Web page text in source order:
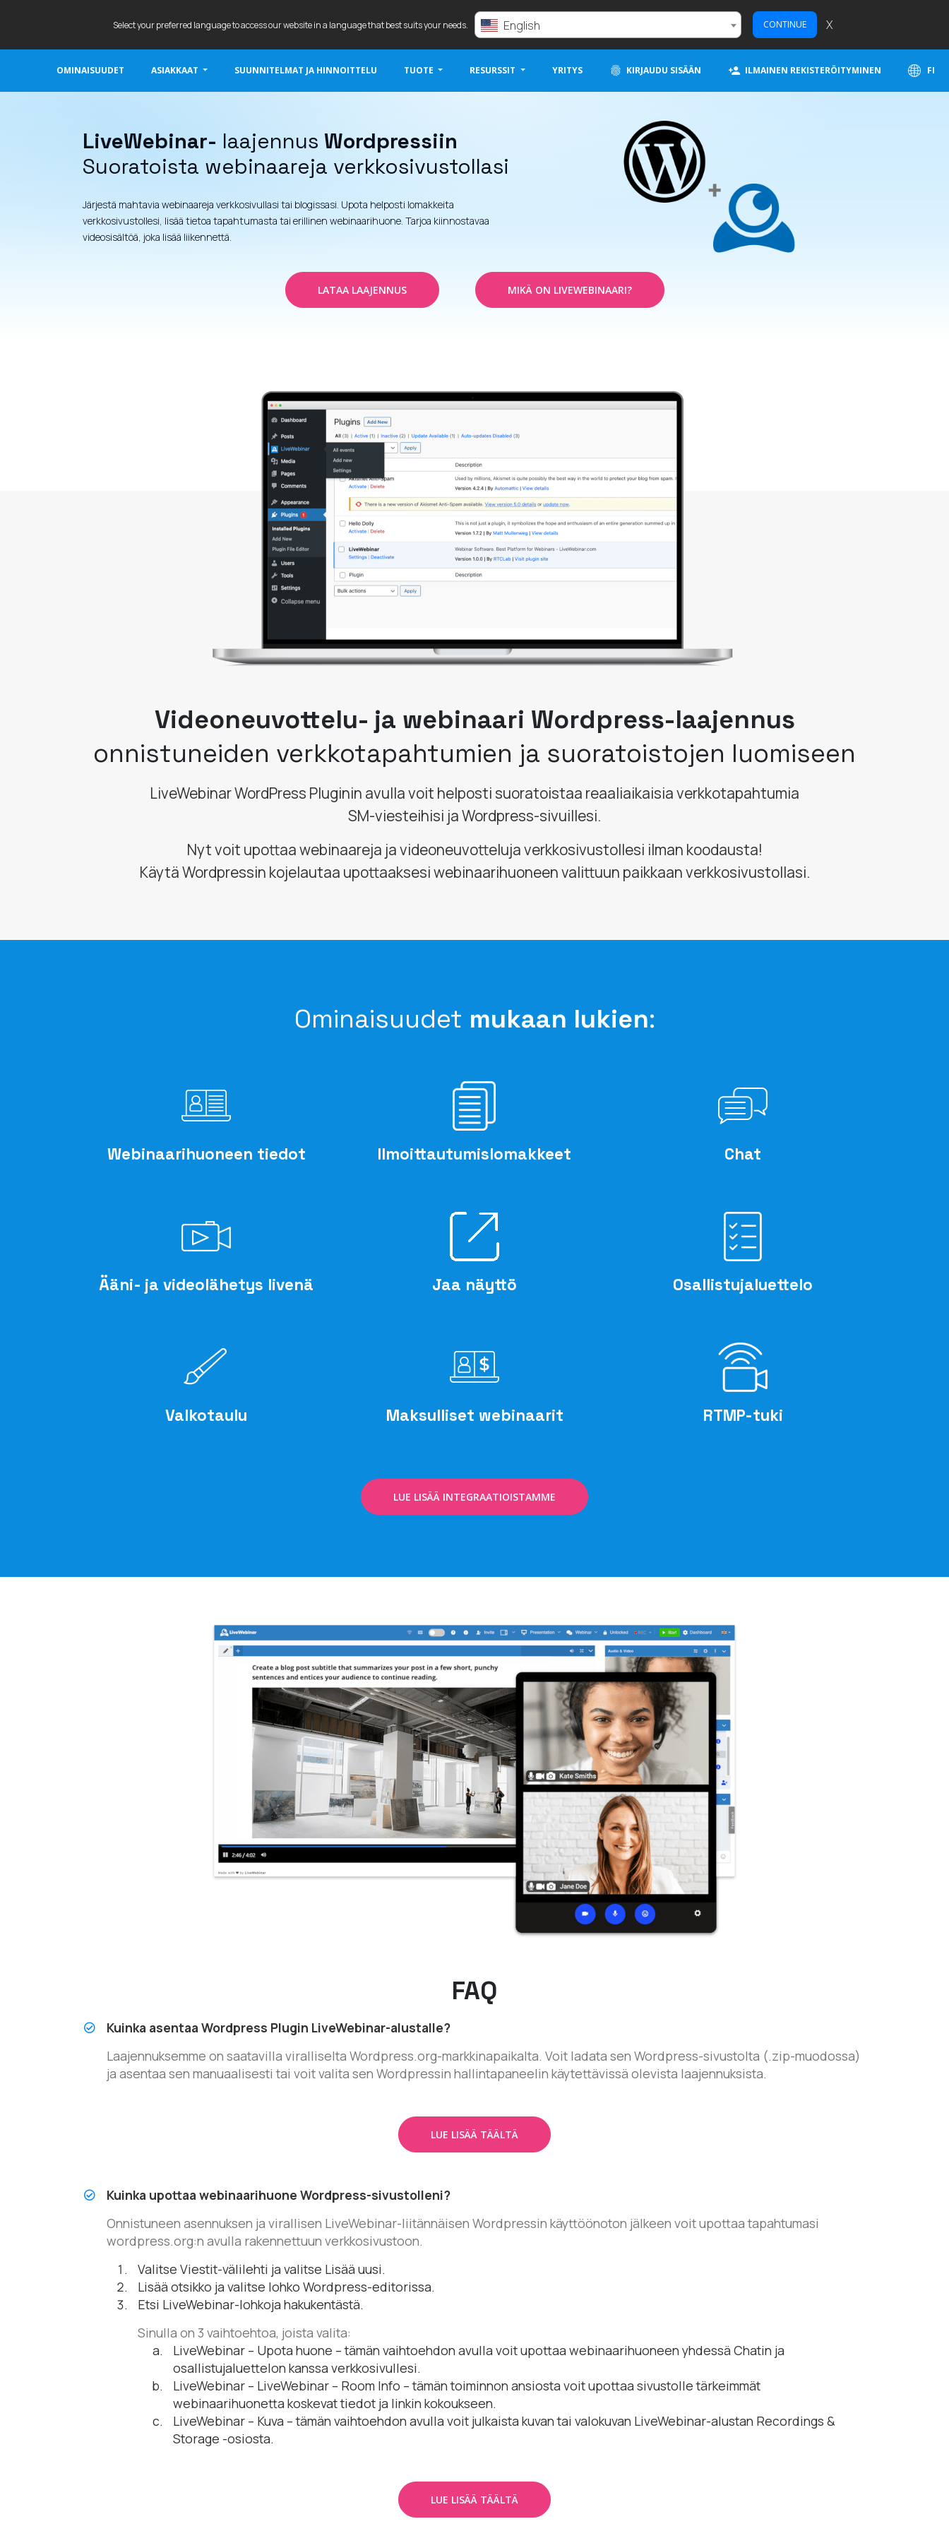
Select your preferred language to access our website in a language that best suits your needs. English CONTINUE X
OMINAISUUDET ASIAKKAAT SUUNNITELMAT JA HINNOITTELU TUOTE RESURSSIT YRITYS KIRJAUDU SISÄÄN ILMAINEN REKISTERÖITYMINEN FI
LiveWebinar- laajennus Wordpressiin
Suoratoista webinaareja verkkosivustollasi
Järjestä mahtavia webinaareja verkkosivullasi tai blogissasi. Upota helposti lomakkeita
verkkosivustollesi, lisää tietoa tapahtumasta tai erillinen webinaarihuone. Tarjoa kiinnostavaa
videosisältöä, joka lisää liikennettä.
LATAA LAAJENNUS MIKÄ ON LIVEWEBINAARI?
Videoneuvottelu- ja webinaari Wordpress-laajennus
onnistuneiden verkkotapahtumien ja suoratoistojen luomiseen
LiveWebinar WordPress Pluginin avulla voit helposti suoratoistaa reaaliaikaisia verkkotapahtumia
SM-viesteihisi ja Wordpress-sivuillesi.
Nyt voit upottaa webinaareja ja videoneuvotteluja verkkosivustollesi ilman koodausta!
Käytä Wordpressin kojelautaa upottaaksesi webinaarihuoneen valittuun paikkaan verkkosivustollasi.
Ominaisuudet mukaan lukien:
Webinaarihuoneen tiedot Ilmoittautumislomakkeet Chat
Ääni- ja videolähetys livenä Jaa näyttö Osallistujaluettelo
Valkotaulu Maksulliset webinaarit RTMP-tuki
LUE LISÄÄ INTEGRAATIOISTAMME
FAQ
Kuinka asentaa Wordpress Plugin LiveWebinar-alustalle?
Laajennuksemme on saatavilla viralliselta Wordpress.org-markkinapaikalta. Voit ladata sen Wordpress-sivustolta (.zip-muodossa)
ja asentaa sen manuaalisesti tai voit valita sen Wordpressin hallintapaneelin käytettävissä olevista laajennuksista.
LUE LISÄÄ TÄÄLTÄ
Kuinka upottaa webinaarihuone Wordpress-sivustolleni?
Onnistuneen asennuksen ja virallisen LiveWebinar-liitännäisen Wordpressin käyttöönoton jälkeen voit upottaa tapahtumasi
wordpress.org:n avulla rakennettuun verkkosivustoon.
Valitse Viestit-välilehti ja valitse Lisää uusi.
Lisää otsikko ja valitse lohko Wordpress-editorissa.
Etsi LiveWebinar-lohkoja hakukentästä.
Sinulla on 3 vaihtoehtoa, joista valita:
LiveWebinar – Upota huone – tämän vaihtoehdon avulla voit upottaa webinaarihuoneen yhdessä Chatin ja
osallistujaluettelon kanssa verkkosivullesi.
LiveWebinar – LiveWebinar – Room Info – tämän toiminnon ansiosta voit upottaa sivustolle tärkeimmät
webinaarihuonetta koskevat tiedot ja linkin kokoukseen.
LiveWebinar – Kuva – tämän vaihtoehdon avulla voit julkaista kuvan tai valokuvan LiveWebinar-alustan Recordings &
Storage -osiosta.
LUE LISÄÄ TÄÄLTÄ